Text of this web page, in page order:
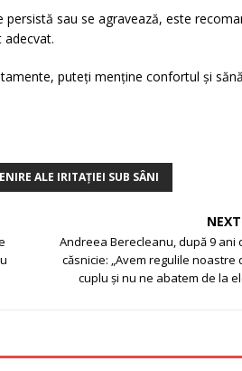
persistă sau se agravează, este
puteți menține confortul și
ALE IRITAȚIEI SUB SÂNI
NEXT
Andreea Berecleanu, după 9 ani
căsnicie: „Avem regulile noastre
cuplu și nu ne abatem de la